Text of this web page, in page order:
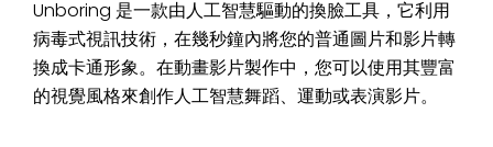
Unboring 是一款由人工智慧驅動的換臉工具，它利用
病毒式視訊技術，在幾秒鐘內將您的普通圖片和影片轉
換成卡通形象。在動畫影片製作中，您可以使用其豐富
的視覺風格來創作人工智慧舞蹈、運動或表演影片。